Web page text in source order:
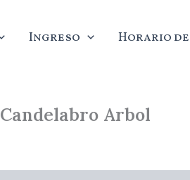
Ingreso Horario de
Candelabro Arbol